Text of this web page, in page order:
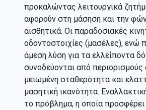
προκαλώντας λειτουργικά
αφορούν στη μάσηση και την
αισθητικά. Οι παραδοσιακές
οδοντοστοιχίες (μασέλες), ενώ
άμεση λύση για τα ελλείποντα
συνοδεύονται από
μειωμένη σταθερότητα και
μασητική ικανότητα.
το πρόβλημα, η οποία